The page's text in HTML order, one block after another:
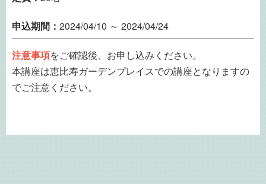
申込期間： 2024/04/10 ～ 2024/04/24
注意事項をご確認後、お申し込みください。
本講座は恵比寿ガーデンプレイスでの講座となりますの
でご注意ください。